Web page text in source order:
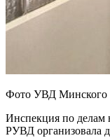
Фото УВД Минского
Инспекция по делам
РУВД организовала